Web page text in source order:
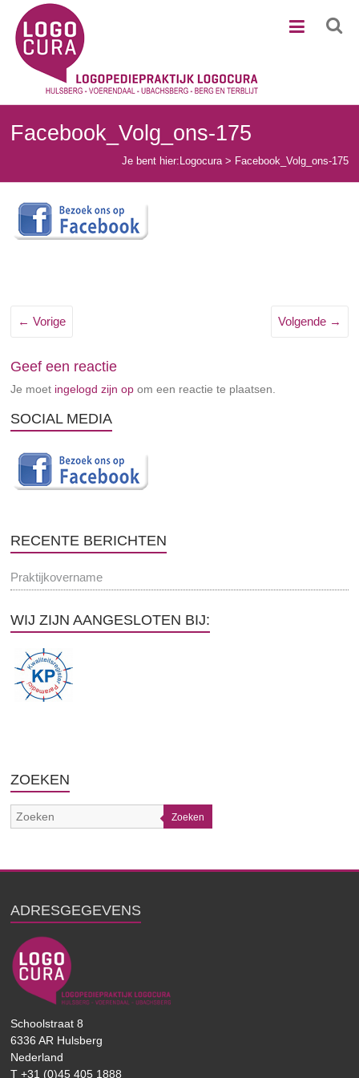
naar
inhoud
Logocura
Facebook_Volg_ons-175
Je bent hier: Logocura> Facebook_Volg_ons-175
← Vorige Volgende →
Geef een reactie
Je moet ingelogd zijn op om een reactie te plaatsen.
SOCIAL MEDIA
RECENTE BERICHTEN
Praktijkovername
WIJ ZIJN AANGESLOTEN BIJ:
ZOEKEN
Zoeken
ADRESGEGEVENS
Schoolstraat 8
6336 AR Hulsberg
Nederland
T +31 (0)45 405 1888